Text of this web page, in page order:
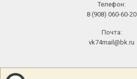
Телефон:
8 (908) 060-60-20
Почта:
vk74mail@bk.ru